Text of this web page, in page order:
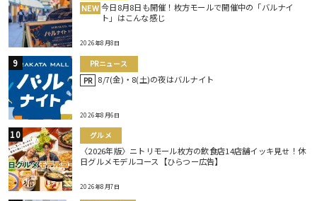
NEW 今日8月8日も開催！枚方モールで開催中の「バルナイ
ト」はこんな感じ
2026年8月8日
PRニュース
PR 8/7(金)・8(土)の夜はバルナイト
2026年8月6日
グルメ
〈2026年版〉ニトリモール枚方の飲食店14店舗イッキ見せ！休
日グルメモデルコース【ひらつー広告】
2026年8月7日